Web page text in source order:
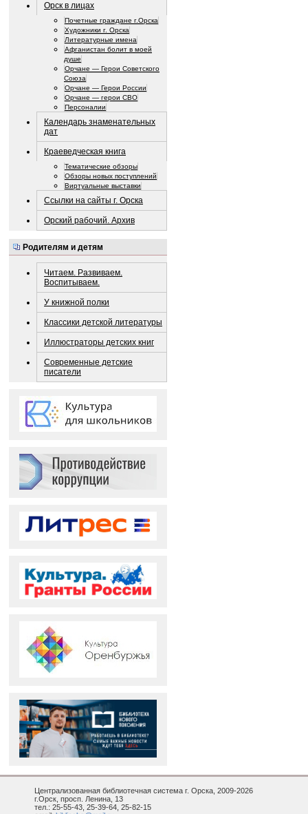
Орск в лицах
Почетные граждане г.Орска
Художники г. Орска
Литературные имена
Афганистан болит в моей
душе
Орчане — Герои Советского
Союза
Орчане — Герои России
Орчане — герои СВО
Персоналии
Календарь знаменательных
дат
Краеведческая книга
Тематические обзоры
Обзоры новых поступлений
Виртуальные выставки
Ссылки на сайты г. Орска
Орский рабочий. Архив
Родителям и детям
Читаем. Развиваем.
Воспитываем.
У книжной полки
Классики детской литературы
Иллюстраторы детских книг
Современные детские
писатели
Централизованная библиотечная система г. Орска, 2009-2026
г.Орск, просп. Ленина, 13
тел.: 25-55-43, 25-39-64, 25-82-15